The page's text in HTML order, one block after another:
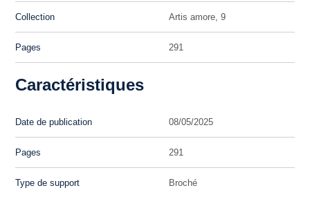
Collection Artis amore, 9
Pages 291
Caractéristiques
Date de publication 08/05/2025
Pages 291
Type de support Broché